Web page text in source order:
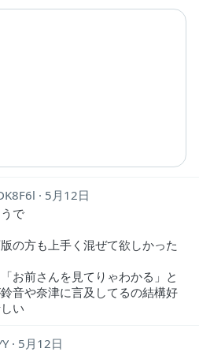
5月12日
で
の方も上手く混ぜて欲しかった
お前さんを見てりゃわかる」と
音や奈津に言及してるの結構好
い
5月12日